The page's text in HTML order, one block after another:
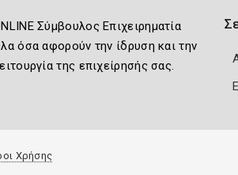
Σύμβουλος Επιχειρηματία
όσα αφορούν την ίδρυση και την
της επιχείρησής σας.
Χρήσης